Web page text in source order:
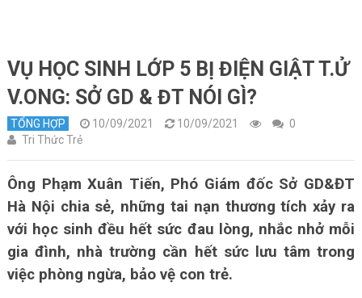
VỤ HỌC SINH LỚP 5 BỊ ĐIỆN GIẬT T.Ử
V.ONG: SỞ GD & ĐT NÓI GÌ?
TỔNG HỢP 10/09/2021 10/09/2021
0
Tri Thức Trẻ
Ông Phạm Xuân Tiến, Phó Giám đốc Sở GD&ĐT
Hà Nội chia sẻ, những tai nạn thương tích xảy ra
với học sinh đều hết sức đau lòng, nhắc nhở mỗi
gia đình, nhà trường cần hết sức lưu tâm trong
việc phòng ngừa, bảo vệ con trẻ.